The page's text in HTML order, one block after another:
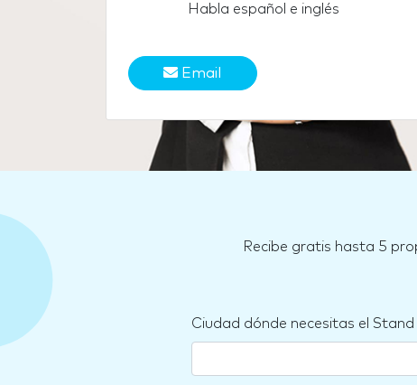
Habla español e inglés
Email
Recibe gratis hasta 5
Ciudad dónde necesitas el Stand